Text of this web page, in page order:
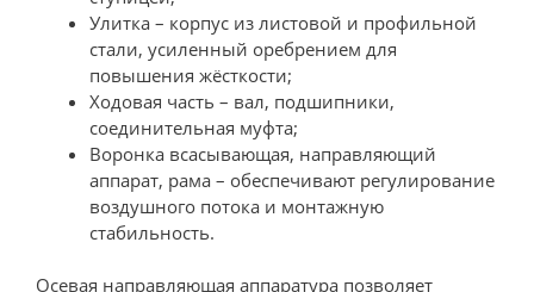
Улитка – корпус из листовой и профильной
стали, усиленный оребрением для
повышения жёсткости;
Ходовая часть – вал, подшипники,
соединительная муфта;
Воронка всасывающая, направляющий
аппарат, рама – обеспечивают регулирование
воздушного потока и монтажную
стабильность.
Осевая направляющая аппаратура позволяет